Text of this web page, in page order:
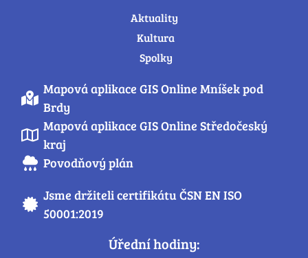
Aktuality
Kultura
Spolky
Mapová aplikace GIS Online Mníšek pod
Brdy
Mapová aplikace GIS Online Středočeský
kraj
Povodňový plán
Jsme držiteli certifikátu ČSN EN ISO
50001:2019
Úřední hodiny: